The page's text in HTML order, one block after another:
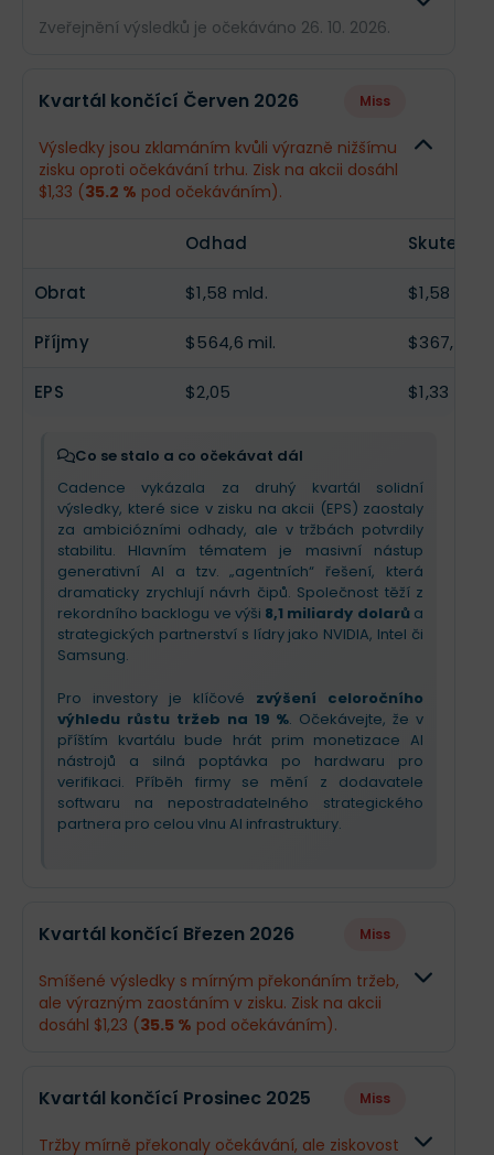
Zveřejnění výsledků je očekáváno 26. 10. 2026.
Příjmy $562 mil.
Kvartál končící Červen 2026 Miss
Výsledky jsou zklamáním kvůli výrazně nižšímu
zisku oproti očekávání trhu. Zisk na akcii dosáhl
$1,33 (35.2 % pod očekáváním).
Odhad
Obrat $1,58 mld. $1,58 mld.
Příjmy $564,6 mil. $367,1 mil.
EPS $2,05 $1,33
Co se stalo a co očekávat dál
Cadence vykázala za druhý kvartál solidní
výsledky, které sice v zisku na akcii (EPS) zaostaly
za ambiciózními odhady, ale v tržbách potvrdily
stabilitu. Hlavním tématem je masivní nástup
generativní AI a tzv. „agentních“ řešení, která
dramaticky zrychlují návrh čipů. Společnost těží z
rekordního backlogu ve výši 8,1 miliardy dolarů a
strategických partnerství s lídry jako NVIDIA, Intel či
Samsung.
Pro investory je klíčové zvýšení celoročního
výhledu růstu tržeb na 19 %. Očekávejte, že v
příštím kvartálu bude hrát prim monetizace AI
nástrojů a silná poptávka po hardwaru pro
verifikaci. Příběh firmy se mění z dodavatele
softwaru na nepostradatelného strategického
partnera pro celou vlnu AI infrastruktury.
Kvartál končící Březen 2026 Miss
Smíšené výsledky s mírným překonáním tržeb,
ale výrazným zaostáním v zisku. Zisk na akcii
dosáhl $1,23 (35.5 % pod očekáváním).
Kvartál končící Prosinec 2025 Miss
Tržby mírně překonaly očekávání, ale ziskovost